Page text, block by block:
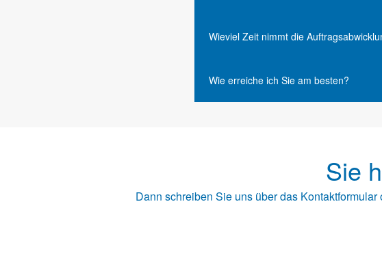
Wieviel Zeit nimmt die
Wie erreiche ich Sie am besten?
Sie
Dann schreiben Sie uns über das Kontaktformular